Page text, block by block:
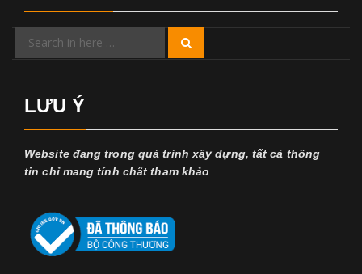
Search
LƯU Ý
Website đang trong quá trình xây dựng, tất cả thông
tin chỉ mang tính chất tham khảo